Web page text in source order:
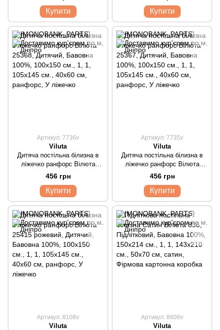
Купити Купити
Артикул: 7736v
Viluta
Дитяча постільна білизна в
ліжечко ранфорс Вілюта
25368
456 грн
Купити
Артикул: 7735v
Viluta
Дитяча постільна білизна в
ліжечко ранфорс Вілюта
25367
456 грн
Купити
Артикул: 8108v
Viluta
Артикул: 8606v
Viluta